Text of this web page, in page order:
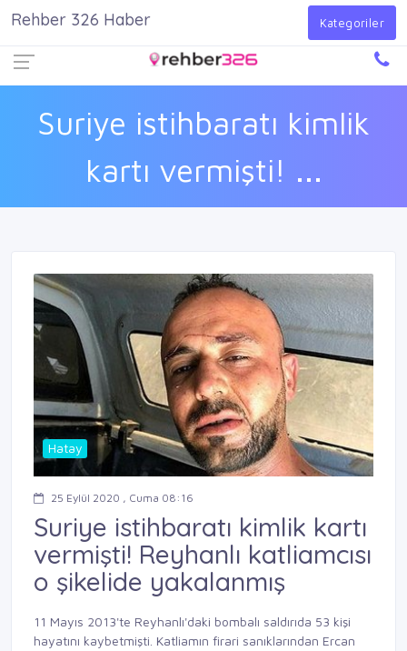
Giriş Yap
Suriye istihbaratı kimlik
kartı vermişti! ...
Rehber 326 Haber Kategoriler
Hatay
25 Eylül 2020 , Cuma 08:16
Suriye istihbaratı kimlik kartı
vermişti! Reyhanlı katliamcısı
o şikelide yakalanmış
11 Mayıs 2013'te Reyhanlı'daki bombalı saldırıda 53 kişi
hayatını kaybetmişti. Katliamın firari sanıklarından Ercan